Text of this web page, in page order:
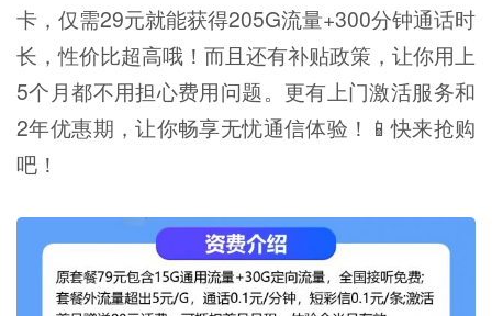
卡，仅需29元就能获得205G流量+300分钟通话时
长，性价比超高哦！而且还有补贴政策，让你用上
5个月都不用担心费用问题。更有上门激活服务和
2年优惠期，让你畅享无忧通信体验！📱快来抢购
吧！